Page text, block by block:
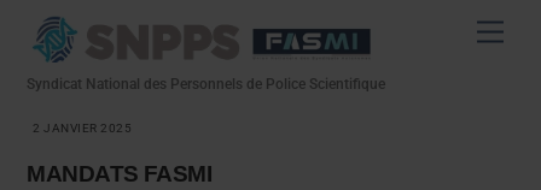
Syndicat National des Personnels de Police Scientifique
2 JANVIER 2025
MANDATS FASMI